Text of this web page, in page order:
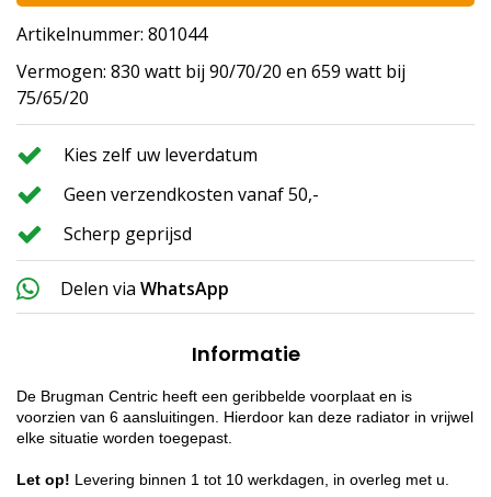
Artikelnummer: 801044
Vermogen: 830 watt bij 90/70/20 en 659 watt bij
75/65/20
Kies zelf uw leverdatum
Geen verzendkosten vanaf 50,-
Scherp geprijsd
Delen via WhatsApp
Informatie
De Brugman Centric heeft een geribbelde voorplaat en is
voorzien van 6 aansluitingen. Hierdoor kan deze radiator in vrijwel
elke situatie worden toegepast.
Let op! Levering binnen 1 tot 10 werkdagen, in overleg met u.